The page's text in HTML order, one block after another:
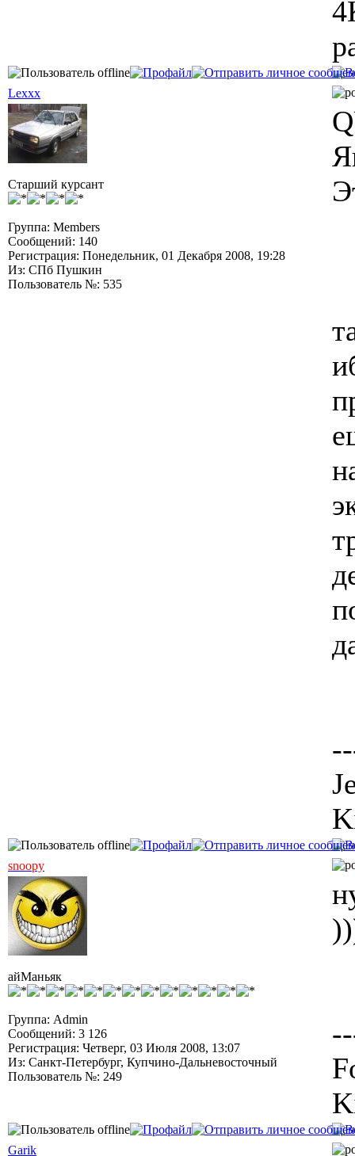
Lexxx
Старший курсант
Группа: Members
Сообщений: 140
Регистрация: Понедельник, 01 Декабря 2008, 19:28
Из: СПб Пушкин
Пользователь №: 535
snoopy
айМаньяк
Группа: Admin
Сообщений: 3 126
Регистрация: Четверг, 03 Июля 2008, 13:07
Из: Санкт-Петербург, Купчино-Дальневосточный
Пользователь №: 249
Garik